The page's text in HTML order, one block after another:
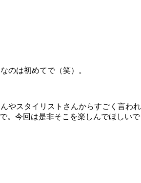
のは初めてで（笑）。
やスタイリストさんからすごく言われ
。今回は是非そこを楽しんでほしいで